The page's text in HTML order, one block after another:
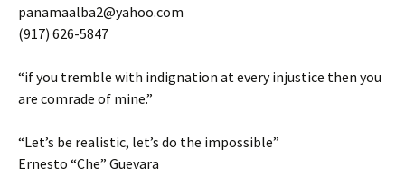
panamaalba2@yahoo.com
(917) 626-5847
“if you tremble with indignation at every injustice then you
are comrade of mine.”
“Let’s be realistic, let’s do the impossible”
Ernesto “Che” Guevara